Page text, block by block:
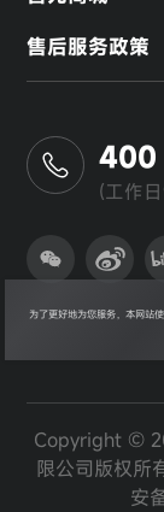
为了更好地为您服务，本网站
售后服务政策
400
(工作
Copyright ©
限公司版权所
安